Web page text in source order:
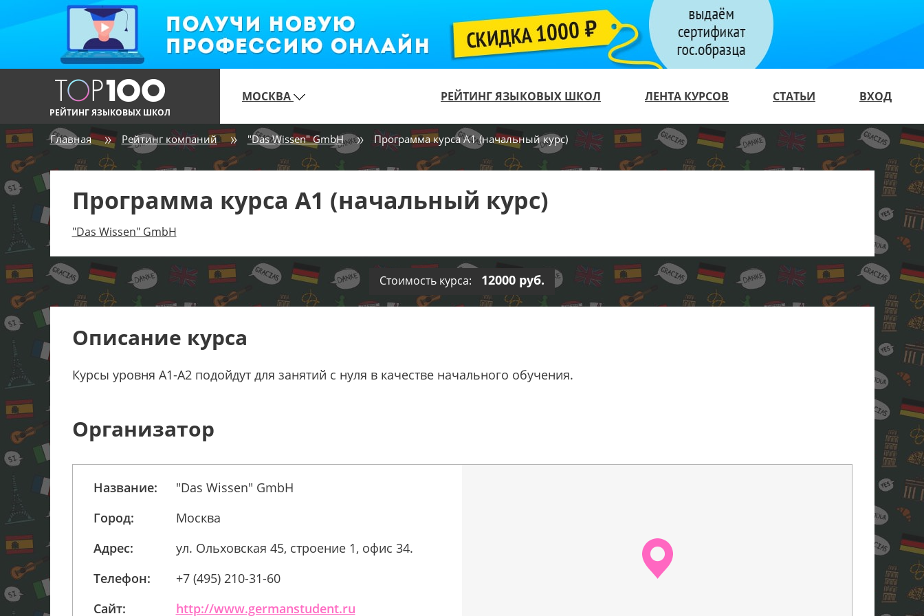
РЕЙТИНГ ЯЗЫКОВЫХ ШКОЛ
МОСКВА РЕЙТИНГ ЯЗЫКОВЫХ ШКОЛ ЛЕНТА КУРСОВ СТАТЬИ ВХОД
Главная Рейтинг компаний "Das Wissen" GmbH Программа курса А1 (начальный курс)
Программа курса А1 (начальный курс)
"Das Wissen" GmbH
Стоимость курса: 12000 руб.
Описание курса
Курсы уровня А1-А2 подойдут для занятий с нуля в качестве начального обучения.
Организатор
Название:
"Das Wissen" GmbH
Город:
Москва
Адрес:
ул. Ольховская 45, строение 1, офис 34.
Телефон:
+7 (495) 210-31-60
Сайт:
http://www.germanstudent.ru